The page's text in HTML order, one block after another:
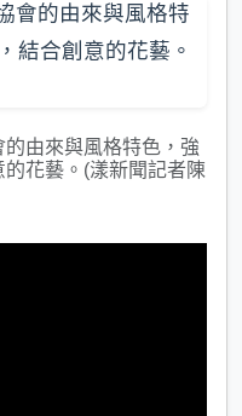
由來與風格特色，強
花藝。(漾新聞記者陳